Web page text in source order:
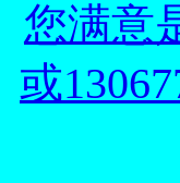
您满意
或